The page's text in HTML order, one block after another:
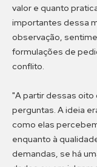
valor e quanto
importantes dessa
observação,
formulações de
conflito.
"A partir dessas
perguntas. A ideia
como elas
enquanto à
demandas, se há